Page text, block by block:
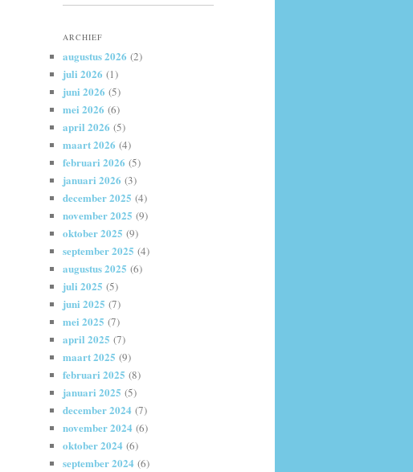
ARCHIEF
augustus 2026 (2)
juli 2026 (1)
juni 2026 (5)
mei 2026 (6)
april 2026 (5)
maart 2026 (4)
februari 2026 (5)
januari 2026 (3)
december 2025 (4)
november 2025 (9)
oktober 2025 (9)
september 2025 (4)
augustus 2025 (6)
juli 2025 (5)
juni 2025 (7)
mei 2025 (7)
april 2025 (7)
maart 2025 (9)
februari 2025 (8)
januari 2025 (5)
december 2024 (7)
november 2024 (6)
oktober 2024 (6)
september 2024 (6)